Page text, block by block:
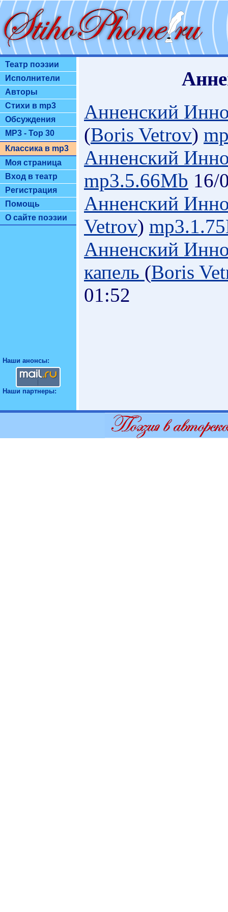
Театр поэзии
Исполнители
Авторы
Стихи в mp3
Обсуждения
MP3 - Top 30
Классика в mp3
Моя страница
Вход в театр
Регистрация
Помощь
О сайте поэзии
Наши анонсы:
Наши партнеры:
Анненский
(Boris Vetrov)
Анненский
mp3.5.66Mb 16/
Анненский
Vetrov)
Анненский
капель (Boris
01:52